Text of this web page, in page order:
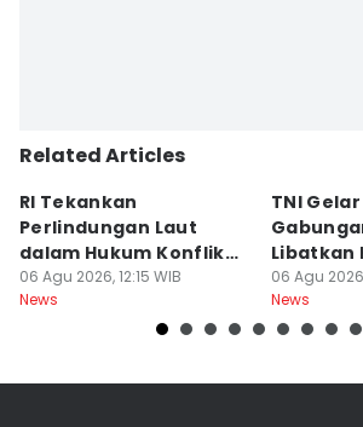
Related Articles
RI Tekankan
Perlindungan Laut
dalam Hukum Konflik
Bersenjata
06 Agu 2026, 12:15 WIB
News
TNI
Libatkan
Personel
06 Agu
News